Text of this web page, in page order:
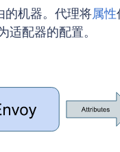
的机器。代理将属性
配器的配置。